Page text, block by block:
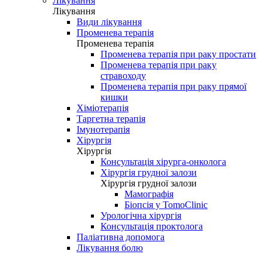
Лікування
Види лікування
Променева терапія
Променева терапія
Променева терапія при раку простати
Променева терапія при раку
стравоходу
Променева терапія при раку прямої
кишки
Хіміотерапія
Таргетна терапія
Імунотерапія
Хірургія
Хірургія
Консультація хірурга-онколога
Хірургія грудної залози
Хірургія грудної залози
Мамографія
Біопсія у TomoClinic
Урологічна хірургія
Консультація проктолога
Паліативна допомога
Лікування болю